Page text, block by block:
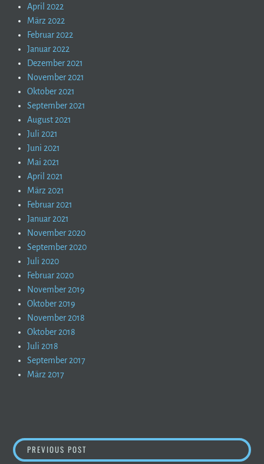
April 2022
März 2022
Februar 2022
Januar 2022
Dezember 2021
November 2021
Oktober 2021
September 2021
August 2021
Juli 2021
Juni 2021
Mai 2021
April 2021
März 2021
Februar 2021
Januar 2021
November 2020
September 2020
Juli 2020
Februar 2020
November 2019
Oktober 2019
November 2018
Oktober 2018
Juli 2018
September 2017
März 2017
BEITRAGSNAVIGATION
PREVIOUS POST